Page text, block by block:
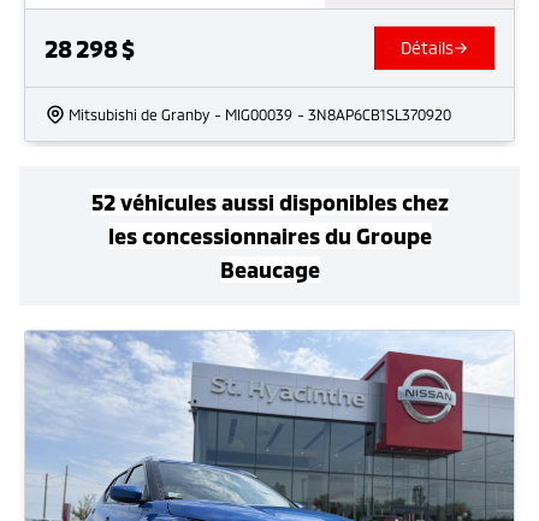
28 298$ Détails
Mitsubishi de Granby - MIG00039 - 3N8AP6CB1SL370920
52véhicules aussi disponibles chez
les concessionnaires du Groupe
Beaucage